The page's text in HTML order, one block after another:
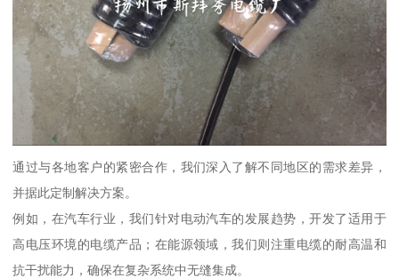
通过与各地客户的紧密合作，我们深入了解不同地区的需求差异，
并据此定制解决方案。
例如，在汽车行业，我们针对电动汽车的发展趋势，开发了适用于
高电压环境的电缆产品；在能源领域，我们则注重电缆的耐高温和
抗干扰能力，确保在复杂系统中无缝集成。